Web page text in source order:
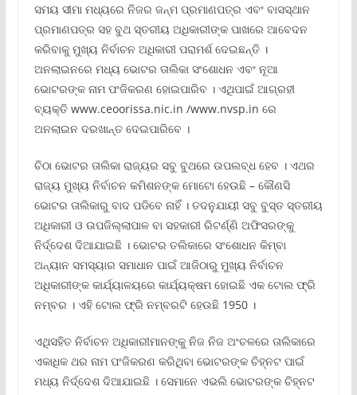
ସମୟ ସୀମା ମଧ୍ୟରେ ନିଜର ଜନ୍ମ ପ୍ରମାଣପତ୍ର ଏବଂ ବାସସ୍ଥାନ
ପ୍ରମାଣପତ୍ର ସହ ବୁଥ ସ୍ତରୀୟ ଅଧିକାରୀଙ୍କ ପାଖରେ ଆବେଦନ
କରିବାକୁ ମୁଖ୍ୟ ନିର୍ବାଚନ ଅଧିକାରୀ ପରାମର୍ଶ ଦେଇଛନ୍ତି ।
ଅନଲାଇନରେ ମଧ୍ୟ ଭୋଟର ତାଲିକା ସଂଶୋଧନ ଏବଂ ନୂଆ
ଭୋଟରଙ୍କ ନାମ ପଂଜିକରଣ ହୋଇପାରିବ । ଏଥିପାଇଁ ଆଗ୍ରହୀ
ବ୍ୟକ୍ତି www.ceoorissa.nic.in /www.nvsp.in ରେ
ଅନଲାଇନ ଦରଖାନ୍ତ ଦେଇପାରିବେ ।
ଚିଠା ଭୋଟର ତାଲିକା ରାଜ୍ୟର ସବୁ ବୁଥରେ ଉପଲବ୍ଧ ହେବ । ଏଥର
ରାଜ୍ୟ ମୁଖ୍ୟ ନିର୍ବାଚନ କମିଶନଙ୍କ ମୋଟୋ ହେଉଛି – କୌଣସି
ଭୋଟର ତାଲିକାରୁ ବାଦ ପଡିବେ ନାହିଁ । ତଦନୁଯାୟୀ ସବୁ ବୁସ୍ତ ସ୍ତରୀୟ
ଅଧିକାରୀ ଓ ଉପଜିଲ୍ଲାପାଳ ବା ସହକାରୀ ରିଟର୍ଣ୍ଣି ଅଫିସରଙ୍କୁ
ନିର୍ଦ୍ଦେଶ ଦିଆଯାଇଛି । ଭୋଟର ତଲିକାରେ ସଂଶୋଧନ କିମ୍ବା
ଅନ୍ୟାନ ସମସ୍ୟାର ସମାଧାନ ପାଇଁ ଆଜିଠାରୁ ମୁଖ୍ୟ ନିର୍ବାଚନ
ଅଧିକାରୀଙ୍କ କାର୍ଯ୍ୟାଳୟରେ କାର୍ଯ୍ୟକ୍ଷମ ହୋଇଛି ଏକ ଟୋଲ ଫ୍ରି
ନମ୍ବର । ଏହି ଟୋଲ ଫ୍ରି ନମ୍ବରଟି ହେଉଛି 1950 ।
ଏଥିସହିତ ନିର୍ବାଚନ ଅଧିକାରୀମାନଙ୍କୁ ନିଜ ନିଜ ଅଂଚଳରେ ତାଲିକାରେ
ଏକାଧିକ ଥର ନାମ ପଂଜିକରଣ କରିଥିବା ଭୋଟରଙ୍କ ଚିହ୍ନଟ ପାଇଁ
ମଧ୍ୟ ନିର୍ଦ୍ଦେଶ ଦିଆଯାଇଛି । ସେମାନେ ଏଭଲି ଭୋଟରଙ୍କ ଚିହ୍ନଟ